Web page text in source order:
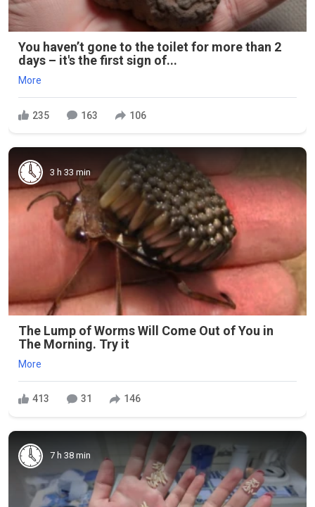
You haven’t gone to the toilet for more than 2
days – it's the first sign of...
More
235 163 106
3 h 33 min
The Lump of Worms Will Come Out of You in
The Morning. Try it
More
413 31 146
7 h 38 min